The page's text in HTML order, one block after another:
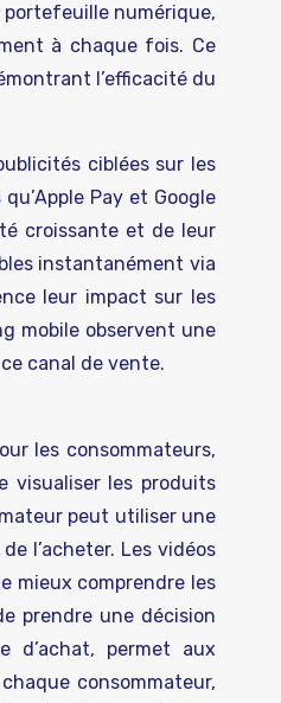
portefeuille numérique,
à chaque fois. Ce
l’efficacité du
ciblées sur les
Pay et Google
croissante et de leur
instantanément via
leur impact sur les
mobile observent une
canal de vente.
les consommateurs,
visualiser les produits
peut utiliser une
l’acheter. Les vidéos
mieux comprendre les
prendre une décision
d’achat, permet aux
consommateur,